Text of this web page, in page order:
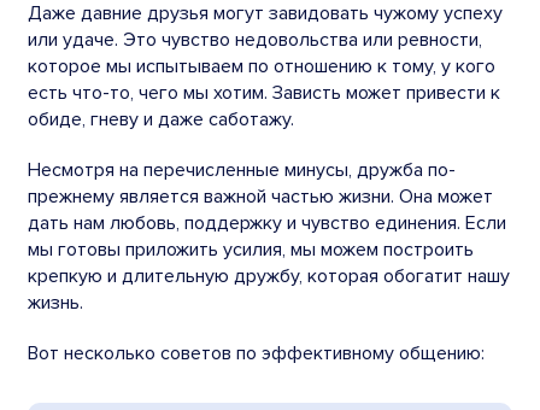
Даже давние друзья могут завидовать чужому успеху
или удаче. Это чувство недовольства или ревности,
которое мы испытываем по отношению к тому, у кого
есть что-то, чего мы хотим. Зависть может привести к
обиде, гневу и даже саботажу.
Несмотря на перечисленные минусы, дружба по-
прежнему является важной частью жизни. Она может
дать нам любовь, поддержку и чувство единения. Если
мы готовы приложить усилия, мы можем построить
крепкую и длительную дружбу, которая обогатит нашу
жизнь.
Вот несколько советов по эффективному общению: